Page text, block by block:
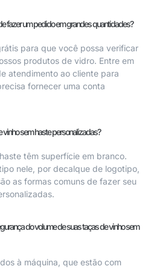
fazer um pedido em grandes quantidades?
para que você possa verificar
produtos de vidro. Entre em
atendimento ao cliente para
fornecer uma conta
sem haste personalizadas?
têm superfície em branco.
nele, por decalque de logotipo,
as formas comuns de fazer seu
do volume de suas taças de vinho sem
à máquina, que estão com